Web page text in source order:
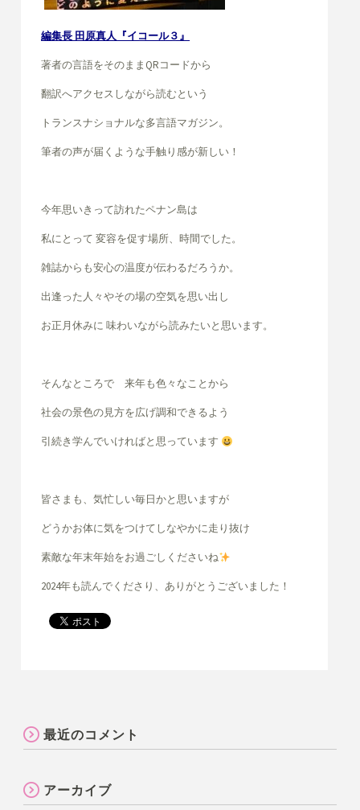
編集長 田原真人『イコール３』
著者の言語をそのままQRコードから
翻訳へアクセスしながら読むという
トランスナショナルな多言語マガジン。
筆者の声が届くような手触り感が新しい！
今年思いきって訪れたペナン島は
私にとって 変容を促す場所、時間でした。
雑誌からも安心の温度が伝わるだろうか。
出逢った人々やその場の空気を思い出し
お正月休みに 味わいながら読みたいと思います。
そんなところで 来年も色々なことから
社会の景色の見方を広げ調和できるよう
引続き学んでいければと思っています
皆さまも、気忙しい毎日かと思いますが
どうかお体に気をつけてしなやかに走り抜け
素敵な年末年始をお過ごしくださいね
2024年も読んでくださり、ありがとうございました！
最近のコメント
アーカイブ